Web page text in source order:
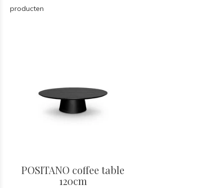
producten
POSITANO coffee table
120cm